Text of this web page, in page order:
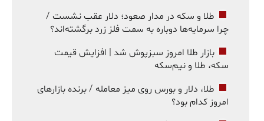
طلا و سکه در مدار صعود؛ دلار عقب نشست /
چرا سرمایه‌ها دوباره به سمت فلز زرد برگشته‌اند؟
بازار طلا امروز سبزپوش شد | افزایش قیمت
سکه، طلا و نیم‌سکه
طلا، دلار و بورس روی میز معامله / برنده بازارهای
امروز کدام بود؟